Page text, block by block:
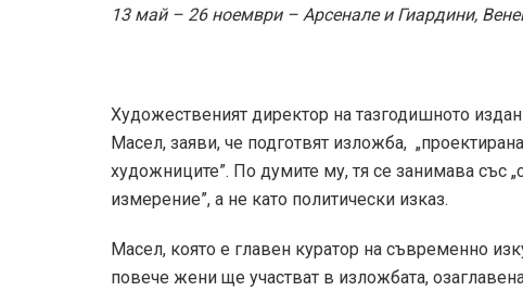
13 май – 26 ноември – Арсенале и Гиардини,
Художественият директор на тазгодишното
Масел, заяви, че подготвят изложба,
художниците”. По думите му, тя се занимава със
измерение”, а не като политически изказ.
Масел, която е главен куратор на съвременно
повече жени ще участват в изложбата,